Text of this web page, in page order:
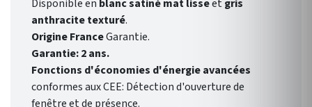
Disponible en blanc satiné mat lisseet gris
anthracite texturé.
Origine FranceGarantie.
Garantie: 2 ans.
Fonctions d'économies d'énergie avancées
conformes aux CEE: Détection d'ouverture de
fenêtre et de présence.